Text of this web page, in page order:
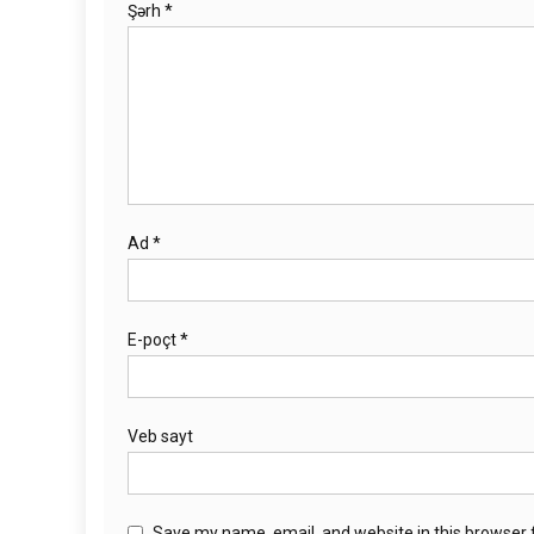
Şərh *
Ad *
E-poçt*
Veb sayt